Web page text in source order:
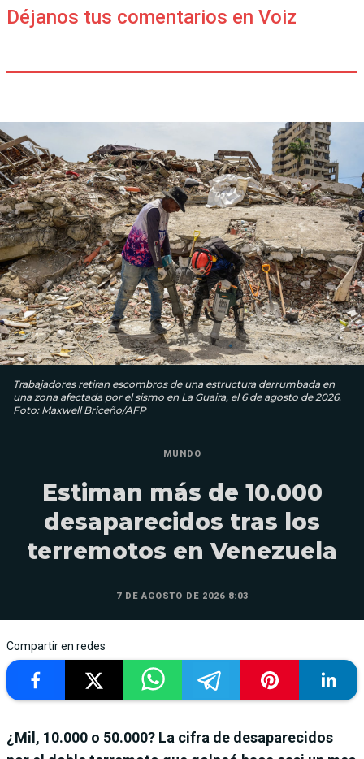
Déjanos tus comentarios en Voiz
Trabajadores retiran escombros de una estructura derrumbada en
una zona afectada por el sismo en La Guaira, el 6 de agosto de 2026.
Foto: Maxwell Briceño/AFP
MUNDO
Estiman más de 10.000
desaparecidos tras los
terremotos en Venezuela
7 DE AGOSTO DE 2026 8:03
Compartir en redes
¿Mil, 10.000 o 50.000? La cifra de desaparecidos